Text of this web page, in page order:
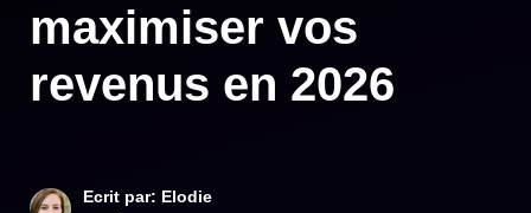
maximiser vos
revenus en 2026
Ecrit par: Elodie